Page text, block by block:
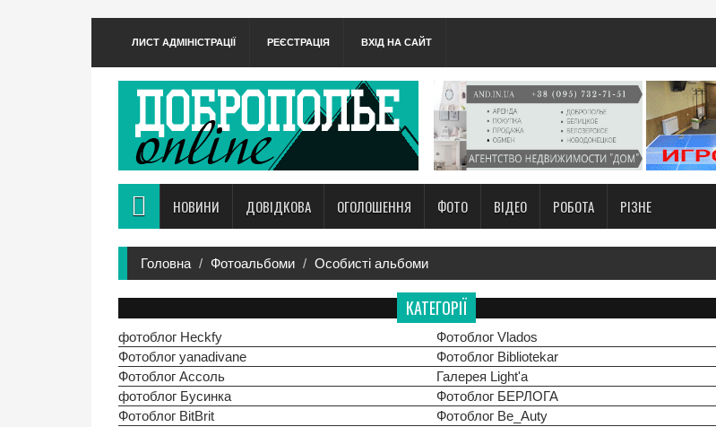
ЛИСТ АДМІНІСТРАЦІЇ РЕЄСТРАЦІЯ ВХІД НА САЙТ
НОВИНИ ДОВІДКОВА ОГОЛОШЕННЯ ФОТО ВІДЕО РОБОТА РІЗНЕ
Головна Фотоальбоми Особисті альбоми
КАТЕГОРІЇ
фотоблог Heckfy
Фотоблог Vlados
Фотоблог yanadivane
Фотоблог Bibliotekar
Фотоблог Ассоль
Галерея Light'а
фотоблог Бусинка
Фотоблог БЕРЛОГА
Фотоблог BitBrit
Фотоблог Be_Auty